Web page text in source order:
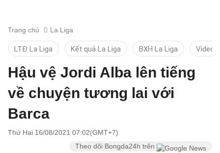
Trang chủ La Liga
LTĐ La Liga Kết quả La Liga BXH La Liga Video
Hậu vệ Jordi Alba lên tiếng
về chuyện tương lai với
Barca
Thứ Hai 16/08/2021 07:02(GMT+7)
Theo dõi Bongda24h trên